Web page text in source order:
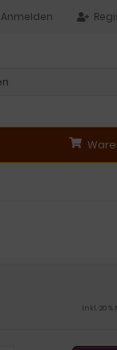
Anmelden
inkl. 20 %